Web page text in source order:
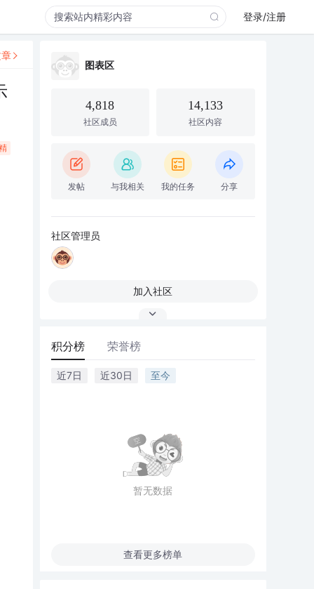
登录/注册
图表区
4,818
社区成员
14,133
社区内容
发帖 与我相关 我的任务 分享
社区管理员
加入社区
积分榜 荣誉榜
近7日 近30日 至今
暂无数据
查看更多榜单